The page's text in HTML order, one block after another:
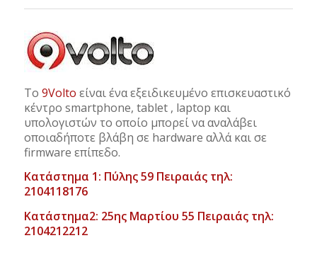
Το 9Volto είναι ένα εξειδικευμένο επισκευαστικό
κέντρο smartphone, tablet , laptop και
υπολογιστών το οποίο μπορεί να αναλάβει
οποιαδήποτε βλάβη σε hardware αλλά και σε
firmware επίπεδο.
Κατάστημα 1: Πύλης 59 Πειραιάς τηλ:
2104118176
Κατάστημα2: 25ης Μαρτίου 55 Πειραιάς τηλ:
2104212212